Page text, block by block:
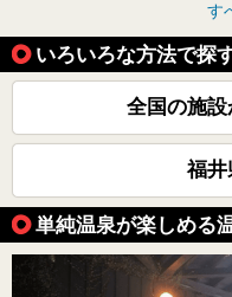
す
いろいろな方法で探
全国の施
福井
単純温泉が楽しめる